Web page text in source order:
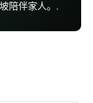
陪伴家人。.